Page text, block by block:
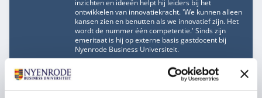
inzichten en ideeën helpt hij leiders bij het
ontwikkelen van innovatiekracht. 'We kunnen alleen
kansen zien en benutten als we innovatief zijn. Het
wordt de nummer één competentie.' Sinds zijn
emeritaat is hij op externe basis gastdocent bij
Nyenrode Business Universiteit.
Georgio Mosis PhD MBA